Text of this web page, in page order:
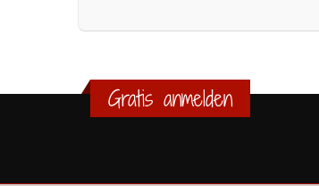
Gratis anmelden